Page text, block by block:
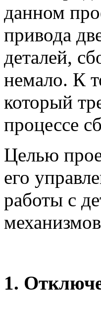
данном
привода
деталей,
немало. К
который
процессе
Целью
его
работы с
1.